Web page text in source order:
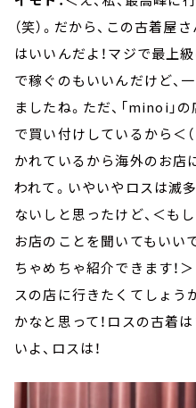
（笑）。だから、この古着
はいいんだよ！マジで最上
で稼ぐのもいいんだけど、
ましたね。ただ、「minoi」
で買い付けしているから＜
かれているから海外のお店
われて。いやいやロスは滅
ないしと思ったけど、＜も
お店のことを聞いてもいい
ちゃめちゃ紹介できます！
スの店に行きたくてしょう
かなと思って！ロスの古着
いよ、ロスは！